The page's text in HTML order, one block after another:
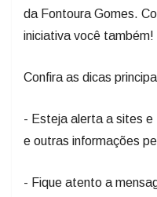
da Fontoura Gomes.
iniciativa você também!
Confira as dicas
- Esteja alerta a sites e
e outras informações
- Fique atento a